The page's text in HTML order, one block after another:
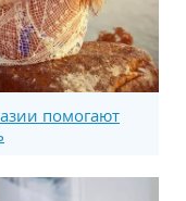
помогают